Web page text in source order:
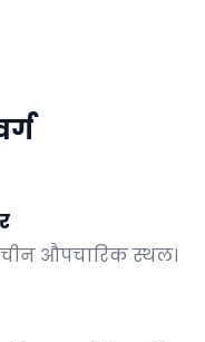
औपचारिक स्थल।